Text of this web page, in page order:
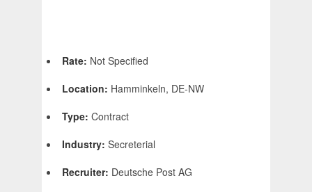
Rate: Not Specified
Location: Hamminkeln, DE-NW
Type: Contract
Industry: Secreterial
Recruiter: Deutsche Post AG